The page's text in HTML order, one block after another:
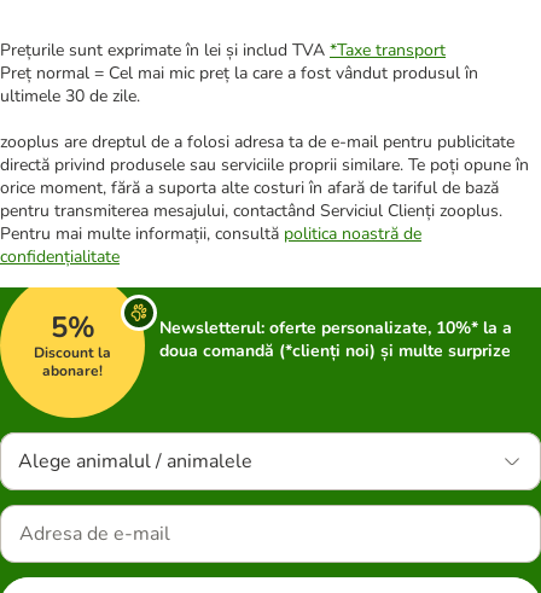
Prețurile sunt exprimate în lei și includ TVA *Taxe transport
Preț normal = Cel mai mic preț la care a fost vândut produsul în
ultimele 30 de zile.
zooplus are dreptul de a folosi adresa ta de e-mail pentru publicitate
directă privind produsele sau serviciile proprii similare. Te poți opune în
orice moment, fără a suporta alte costuri în afară de tariful de bază
pentru transmiterea mesajului, contactând Serviciul Clienți zooplus.
Pentru mai multe informații, consultă politica noastră de
confidențialitate
5%
Discount la
abonare!
Newsletterul: oferte personalizate, 10%* la a
doua comandă (*clienți noi) și multe surprize
Alege animalul / animalele